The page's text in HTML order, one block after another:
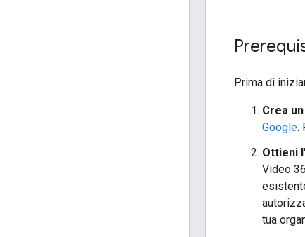
Prima di
Crea
Google.
Ottieni
Video
tua